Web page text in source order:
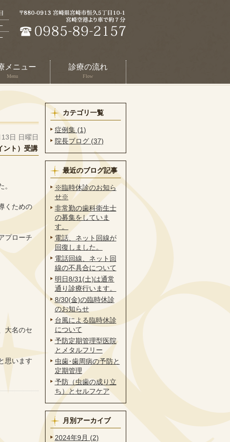
メニュー
Menu
診療の流れ
Flow
日 日曜日
ント）受講
くための
プローチ
大名のセ
思います
カテゴリ一覧
症例集 (1)
院長ブログ (37)
最近のブログ記事
※臨時休診のお知ら
せ※
非常勤の歯科衛生士
の募集をしていま
す。
電話、ネット回線が
回復しました。
電話回線、ネット回
線の不具合について
明日8/31(土)は通常
通り診療行います。
8/30(金)の臨時休診
のお知らせ
台風による臨時休診
について
予防定期管理型医院
とメタルフリー
虫歯･歯周病の予防と
定期管理
予防（虫歯の成り立
ち）とセルフケア
月別アーカイブ
2024年9月 (2)